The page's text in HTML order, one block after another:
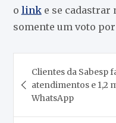
o linke se cadastrar
somente um voto por
de
Post
Clientes da Sabesp
atendimentos e 1,2
WhatsApp